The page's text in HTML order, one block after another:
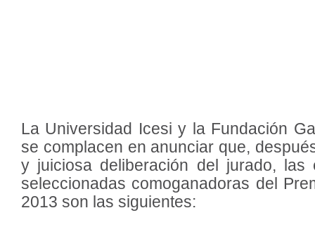
La Universidad Icesi y la Fundación
se complacen en anunciar que,
y juiciosa deliberación del jurado, las
seleccionadas comoganadoras del
2013 son las siguientes: